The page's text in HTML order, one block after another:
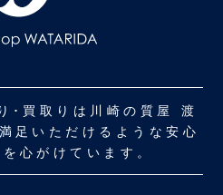
買取りは川崎の質屋 渡
足いただけるような安心
心がけています。